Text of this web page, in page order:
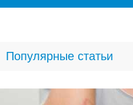
Популярные статьи